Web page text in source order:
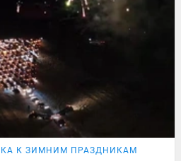
К ЗИМНИМ ПРАЗДНИКАМ